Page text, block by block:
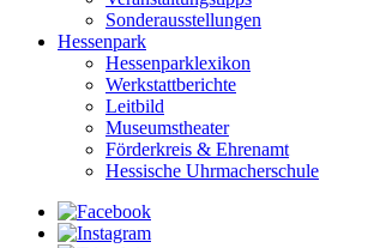
Sonderausstellungen
Hessenpark
Hessenparklexikon
Werkstattberichte
Leitbild
Museumstheater
Förderkreis & Ehrenamt
Hessische Uhrmacherschule